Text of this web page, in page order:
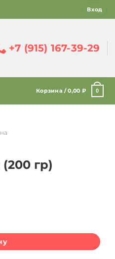
Вход
+7 (915) 167-39-29
Корзина /0,00 ₽ 0
гр)
(200 гр)